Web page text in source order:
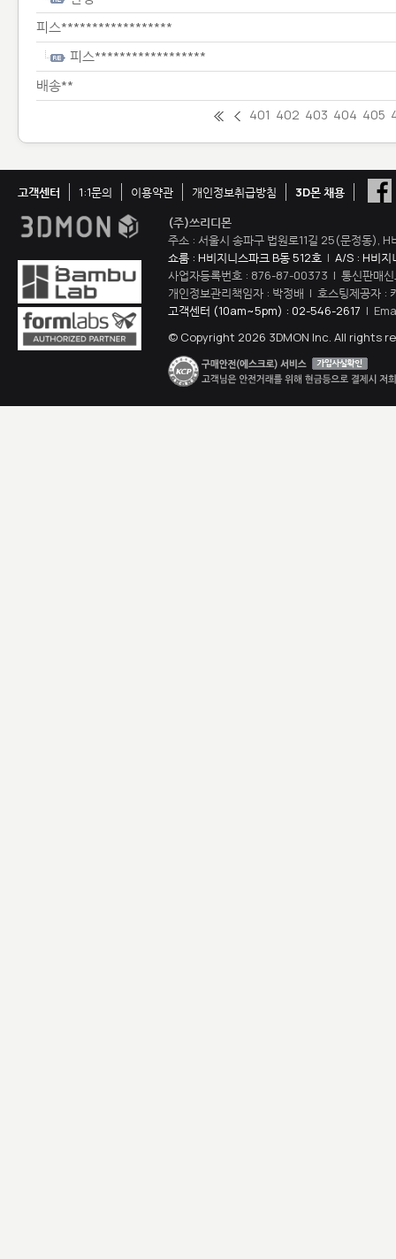
피스******************
피스******************
배송**
401 402 403 404 405
고객센터 1:1문의 이용약관 개인정보취급방침
3D몬 채용
(주)쓰리디몬
주소 : 서울시 송파구 법원로11길 25(문정동),
쇼룸 : H비지니스파크 B동 512호 | A/S : H비지
사업자등록번호 : 876-87-00373 | 통신판매
개인정보관리책임자 : 박정배 | 호스팅제공자 :
고객센터 (10am~5pm) : 02-546-2617 |
© Copyright 2026 3DMON Inc. All rights